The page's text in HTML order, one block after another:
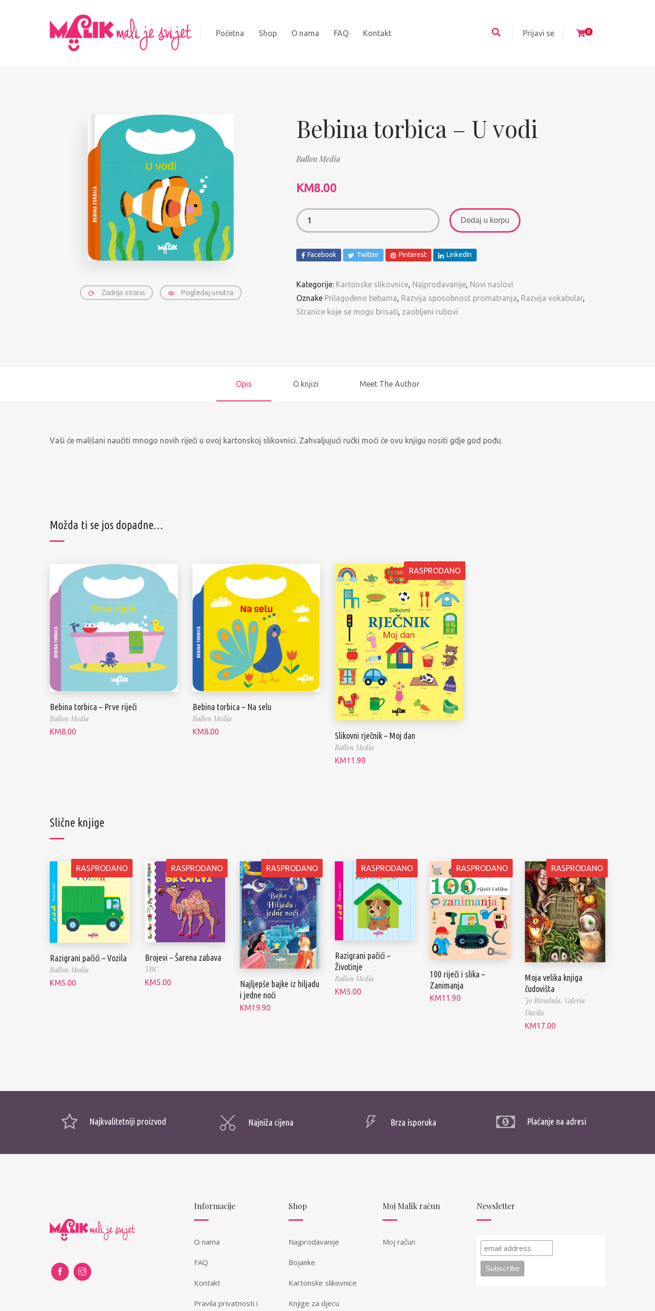
Početna Shop
Kartonske slikovnice
Najprodavanije
Spomenari i Vježbanke
O nama FAQ Kontakt Prijavi se 0
Zadnja strana Pogledaj unutra
Bebina torbica – U vodi
Ballon Media
KM8.00
Dodaj u korpu
Facebook Twitter Pinterest LinkedIn
Kategorije: Kartonske slikovnice Najprodavanije Novi naslovi
Oznake Prilagođeno bebama Razvija sposobnost promatranja Razvija vokabular,
Stranice koje se mogu brisati zaobljeni rubovi
Opis O knjizi Meet The Author
Vaši će mališani naučiti mnogo novih riječi u ovoj kartonskoj slikovnici. Zahvaljujući ručki moći će ovu knjigu nositi gdje god pođu.
Možda ti se jos dopadne…
Bebina torbica – Prve riječi
Ballon Media
KM8.00
Bebina torbica – Na selu
Ballon Media
KM8.00
RASPRODANO
Slikovni rječnik – Moj dan
Ballon Media
KM11.90
Slične knjige
RASPRODANO
Razigrani pačići – Vozila
Ballon Media
KM5.00
RASPRODANO
Brojevi – Šarena zabava
TBC
KM5.00
RASPRODANO
Najljepše bajke iz hiljadu
i jedne noći
KM19.90
RASPRODANO
Razigrani pačići –
Životinje
Ballon Media
KM5.00
RASPRODANO
100 riječi i slika –
Zanimanja
KM11.90
RASPRODANO
Moja velika knjiga
čudovišta
Jo Rivadula, Valeria
Davila
KM17.00
Najkvalitetniji proizvod Najniža cijena Brza isporuka Plaćanje na adresi
Informacije
O nama
FAQ
Kontakt
Pravila privatnosti i
Shop
Najprodavanije
Bojanke
Kartonske slikovnice
Knjige za djecu
Moj Malik račun
Moj račun
Newsletter